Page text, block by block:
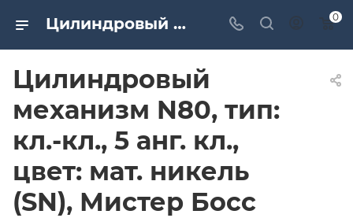
Цилиндровый механизм N80, тип: кл.-кл., 5 анг. кл., цвет: мат. никель (SN), Мистер Босс. Дверная и мебельная фурнитура САМИР-КИЛИТ | Оптовые поставки 0
Цилиндровый
механизм N80, тип:
кл.-кл., 5 анг. кл.,
цвет: мат. никель
(SN), Мистер Босс